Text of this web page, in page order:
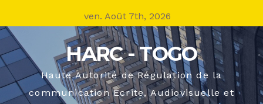
to
content
ven. Août 7th, 2026
HARC - TOGO
Haute Autorité de Régulation de la
communication Ecrite, Audiovisuelle et